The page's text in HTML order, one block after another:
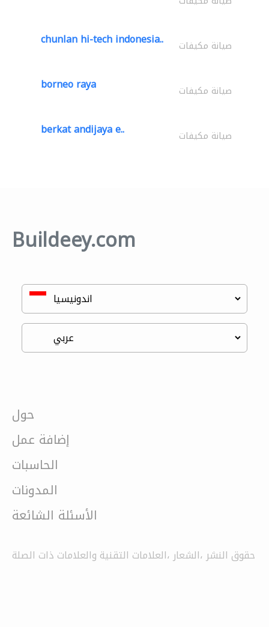
chunlan hi-tech indonesia.. صيانة مكيفات
borneo raya صيانة مكيفات
berkat andijaya e.. صيانة مكيفات
Buildeey.com
حول
إضافة عمل
الحاسبات
المدونات
الأسئلة الشائعة
حقوق النشر ،الشعار ،العلامات التقنية والعلامات ذات الصلة